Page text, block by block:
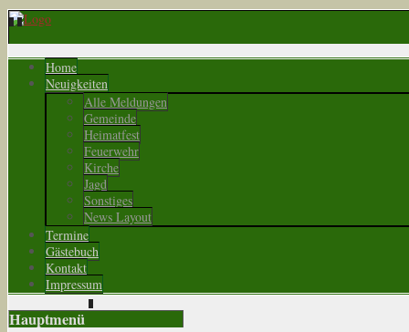
Home
Neuigkeiten
Alle Meldungen
Gemeinde
Heimatfest
Feuerwehr
Kirche
Jagd
Sonstiges
News Layout
Termine
Gästebuch
Kontakt
Impressum
Hauptmenü